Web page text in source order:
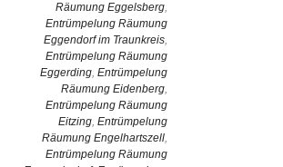
Räumung Eggelsberg,
Entrümpelung Räumung
Eggendorf im Traunkreis,
Entrümpelung Räumung
Eggerding, Entrümpelung
Räumung Eidenberg,
Entrümpelung Räumung
Eitzing, Entrümpelung
Räumung Engelhartszell,
Entrümpelung Räumung